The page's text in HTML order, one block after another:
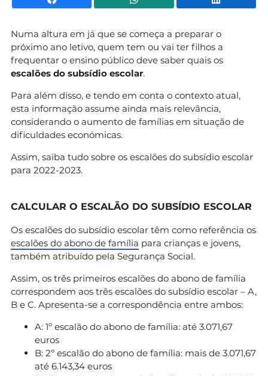
Numa altura em já que se começa a preparar o
próximo ano letivo, quem tem ou vai ter filhos a
frequentar o ensino público deve saber quais os
escalões do subsídio escolar.
Para além disso, e tendo em conta o contexto atual,
esta informação assume ainda mais relevância,
considerando o aumento de famílias em situação de
dificuldades económicas.
Assim, saiba tudo sobre os escalões do subsídio escolar
para 2022-2023.
CALCULAR O ESCALÃO DO SUBSÍDIO ESCOLAR
Os escalões do subsídio escolar têm como referência os
escalões do abono de família para crianças e jovens,
também atribuído pela Segurança Social.
Assim, os três primeiros escalões do abono de família
correspondem aos três escalões do subsídio escolar – A,
B e C. Apresenta-se a correspondência entre ambos:
A: 1º escalão do abono de família: até 3.071,67
euros
B: 2º escalão do abono de família: mais de 3.071,67
até 6.143,34 euros